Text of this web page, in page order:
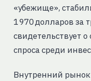
«убежище»,
1 970 долларов за
свидетельствует
спроса среди
Внутренний